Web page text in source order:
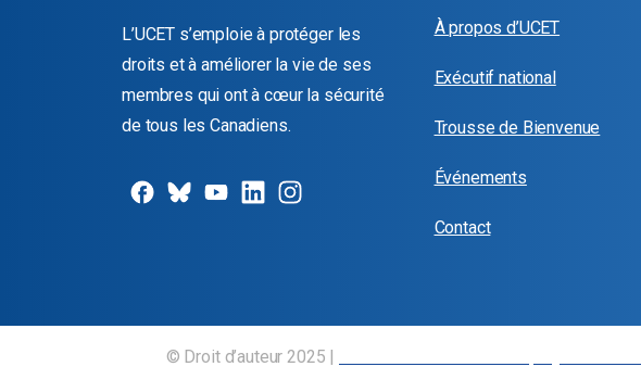
L’UCET s’emploie à protéger les
droits et à améliorer la vie de ses
membres qui ont à cœur la sécurité
de tous les Canadiens.
À propos d’UCET
Exécutif national
Trousse de Bienvenue
Événements
Contact
© Droit d’auteur 2025 |